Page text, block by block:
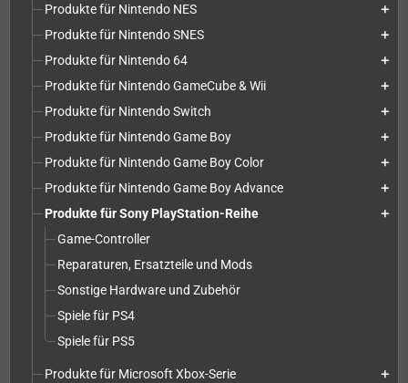
Produkte für Nintendo NES add
Produkte für Nintendo SNES add
Produkte für Nintendo 64 add
Produkte für Nintendo GameCube & Wii add
Produkte für Nintendo Switch add
Produkte für Nintendo Game Boy add
Produkte für Nintendo Game Boy Color add
Produkte für Nintendo Game Boy Advance add
Produkte für Sony PlayStation-Reihe add
Game-Controller
Reparaturen, Ersatzteile und Mods
Sonstige Hardware und Zubehör
Spiele für PS4
Spiele für PS5
Produkte für Microsoft Xbox-Serie add